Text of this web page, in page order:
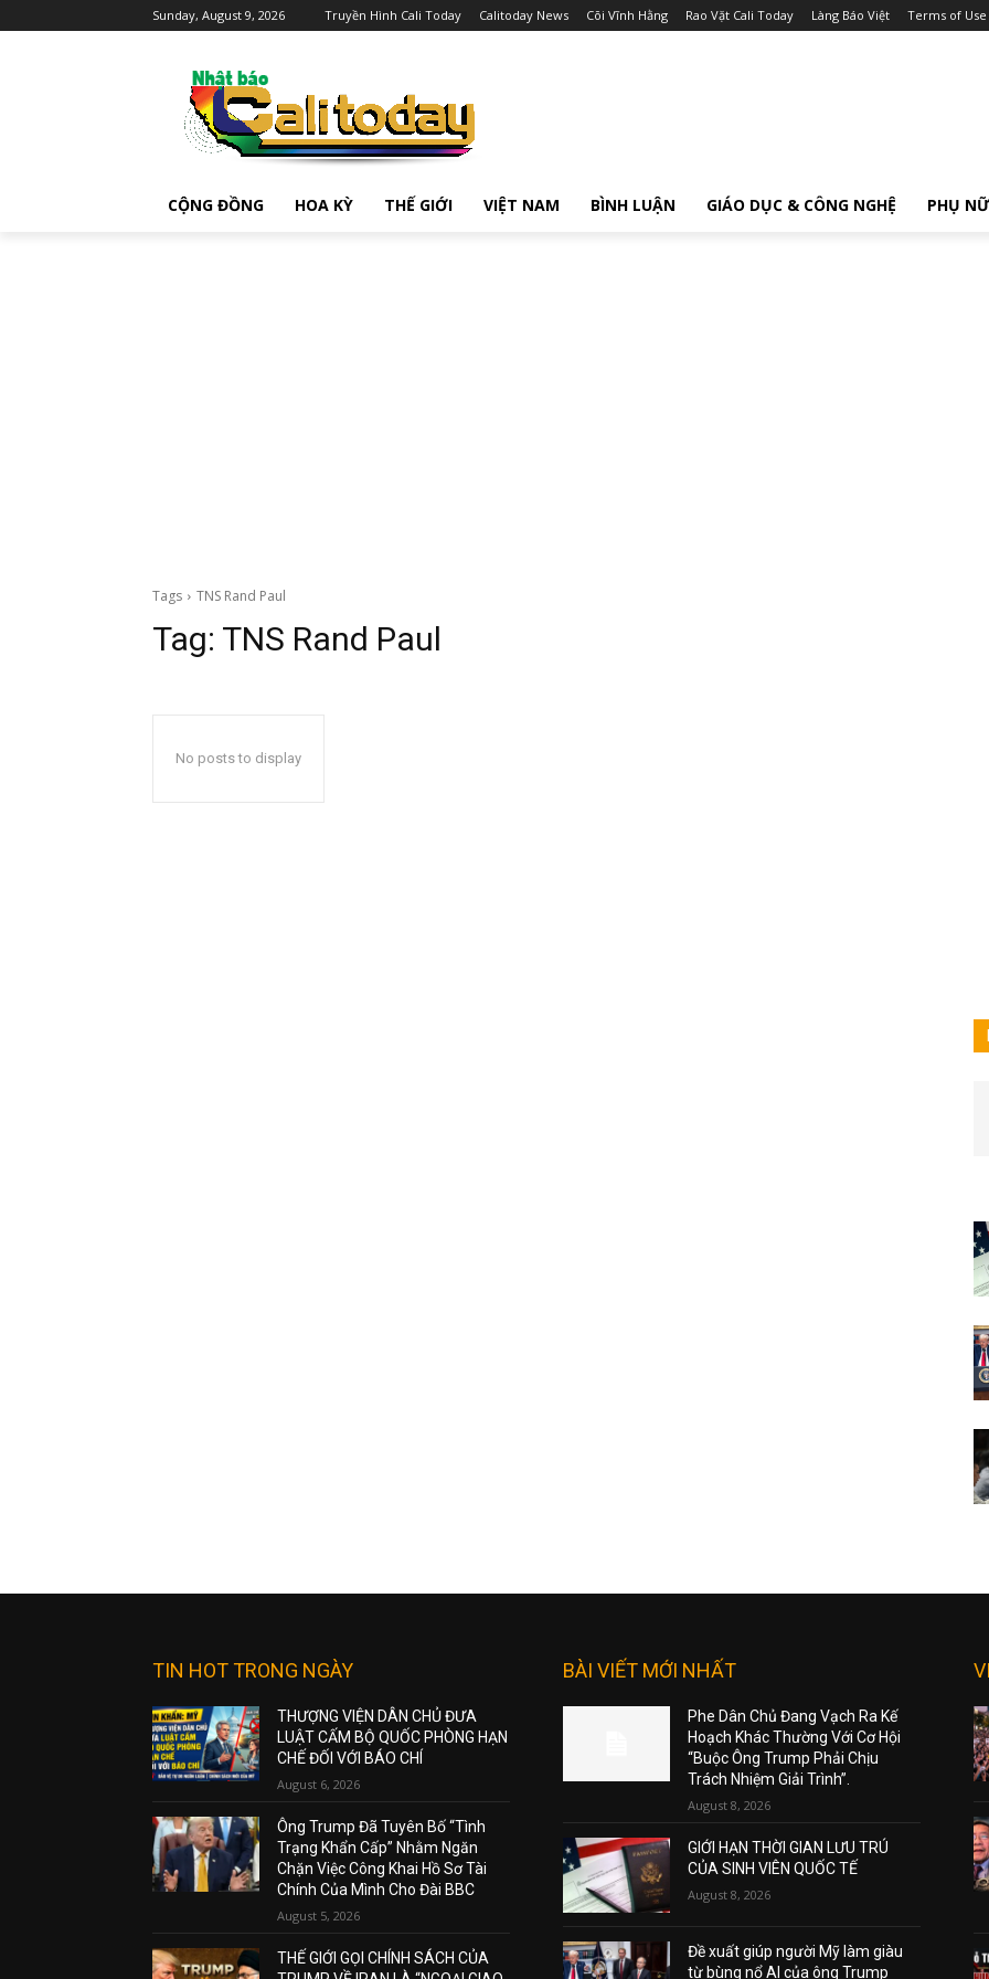
Sunday, August 9, 2026 Truyền Hình Cali Today Calitoday News Cõi Vĩnh Hằng Rao Vặt Cali Today Làng Báo Việt Terms of Use
CỘNG ĐỒNG HOA KỲ THẾ GIỚI VIỆT NAM BÌNH LUẬN GIÁO DỤC & CÔNG NGHỆ PHỤ NỮ
Tags TNS Rand Paul
Tag: TNS Rand Paul
No posts to display
TIN HOT TRONG NGÀY
THƯỢNG VIỆN DÂN CHỦ ĐƯA
LUẬT CẤM BỘ QUỐC PHÒNG HẠN
CHẾ ĐỐI VỚI BÁO CHÍ
August 6, 2026
Ông Trump Đã Tuyên Bố “Tình
Trạng Khẩn Cấp” Nhằm Ngăn
Chặn Việc Công Khai Hồ Sơ Tài
Chính Của Mình Cho Đài BBC
August 5, 2026
THẾ GIỚI GỌI CHÍNH SÁCH CỦA
BÀI VIẾT MỚI NHẤT
Phe Dân Chủ Đang Vạch Ra Kế
Hoạch Khác Thường Với Cơ Hội
“Buộc Ông Trump Phải Chịu
Trách Nhiệm Giải Trình”.
August 8, 2026
GIỚI HẠN THỜI GIAN LƯU TRÚ
CỦA SINH VIÊN QUỐC TẾ
August 8, 2026
Đề xuất giúp người Mỹ làm giàu
từ bùng nổ AI của ông Trump